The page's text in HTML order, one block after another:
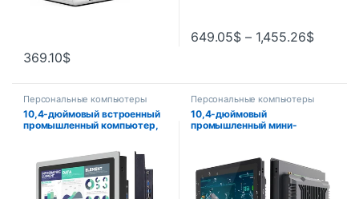
369.10$
649.05$ – 1,455.26$
Персональные компьютеры
10,4-дюймовый встроенный
промышленный компьютер,
сенсорным экраном, Wi-Fi
для Win10 Pro 1024*768
Персональные компьютеры
10,4-дюймовый
промышленный мини-
экраном и встроенным Wi-Fi
i7-8565U для Win10 pro
1024×768